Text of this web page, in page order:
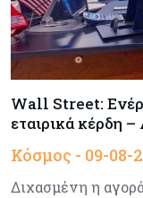
Τουρισμός
Στη
Ευρώπης
Wall Street:
εταιρικά κέρδη
Κόσμος - 09-08-
Διχασμένη η